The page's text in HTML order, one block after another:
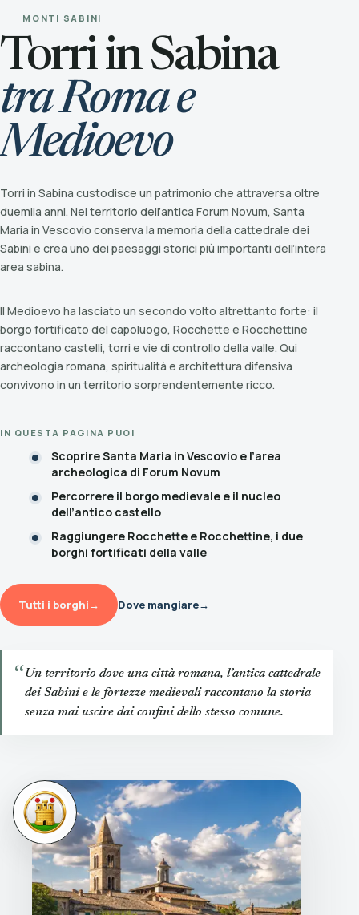
MONTI SABINI
Torri in Sabina
tra Roma e
Medioevo
Torri in Sabina custodisce un patrimonio che attraversa oltre
duemila anni. Nel territorio dell’antica Forum Novum, Santa
Maria in Vescovio conserva la memoria della cattedrale dei
Sabini e crea uno dei paesaggi storici più importanti dell’intera
area sabina.
Il Medioevo ha lasciato un secondo volto altrettanto forte: il
borgo fortificato del capoluogo, Rocchette e Rocchettine
raccontano castelli, torri e vie di controllo della valle. Qui
archeologia romana, spiritualità e architettura difensiva
convivono in un territorio sorprendentemente ricco.
IN QUESTA PAGINA PUOI
Scoprire Santa Maria in Vescovio e l’area
archeologica di Forum Novum
Percorrere il borgo medievale e il nucleo
dell’antico castello
Raggiungere Rocchette e Rocchettine, i due
borghi fortificati della valle
Tutti i borghi→ Dove mangiare→
“Un territorio dove una città romana, l’antica cattedrale
dei Sabini e le fortezze medievali raccontano la storia
senza mai uscire dai confini dello stesso comune.